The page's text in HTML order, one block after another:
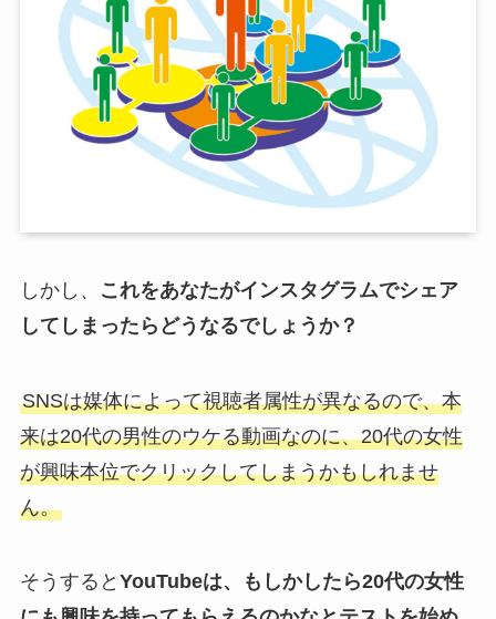
しかし、
これをあなたがインスタグラムでシェア
してしまったらどうなるでしょうか？
SNSは媒体によって視聴者属性が異なるので、本
来は20代の男性のウケる動画なのに、20代の女性
が興味本位でクリックしてしまうかもしれませ
ん。
そうすると YouTubeは、もしかしたら20代の女性